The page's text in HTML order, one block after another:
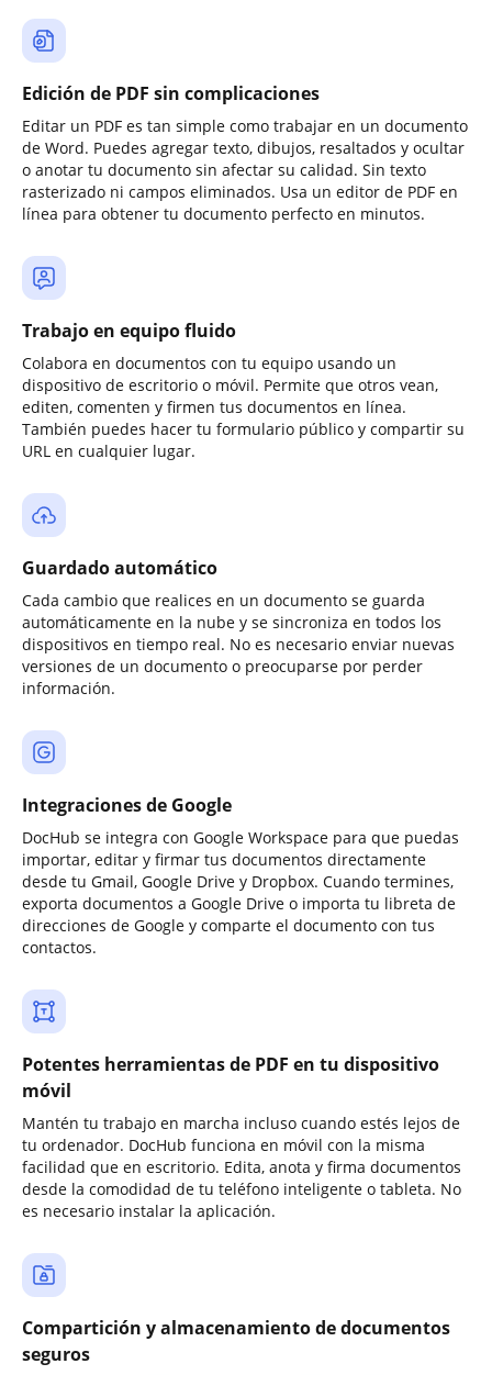
Edición de PDF sin complicaciones
Editar un PDF es tan simple como trabajar en un documento
de Word. Puedes agregar texto, dibujos, resaltados y ocultar
o anotar tu documento sin afectar su calidad. Sin texto
rasterizado ni campos eliminados. Usa un editor de PDF en
línea para obtener tu documento perfecto en minutos.
Trabajo en equipo fluido
Colabora en documentos con tu equipo usando un
dispositivo de escritorio o móvil. Permite que otros vean,
editen, comenten y firmen tus documentos en línea.
También puedes hacer tu formulario público y compartir su
URL en cualquier lugar.
Guardado automático
Cada cambio que realices en un documento se guarda
automáticamente en la nube y se sincroniza en todos los
dispositivos en tiempo real. No es necesario enviar nuevas
versiones de un documento o preocuparse por perder
información.
Integraciones de Google
DocHub se integra con Google Workspace para que puedas
importar, editar y firmar tus documentos directamente
desde tu Gmail, Google Drive y Dropbox. Cuando termines,
exporta documentos a Google Drive o importa tu libreta de
direcciones de Google y comparte el documento con tus
contactos.
Potentes herramientas de PDF en tu dispositivo
móvil
Mantén tu trabajo en marcha incluso cuando estés lejos de
tu ordenador. DocHub funciona en móvil con la misma
facilidad que en escritorio. Edita, anota y firma documentos
desde la comodidad de tu teléfono inteligente o tableta. No
es necesario instalar la aplicación.
Compartición y almacenamiento de documentos
seguros